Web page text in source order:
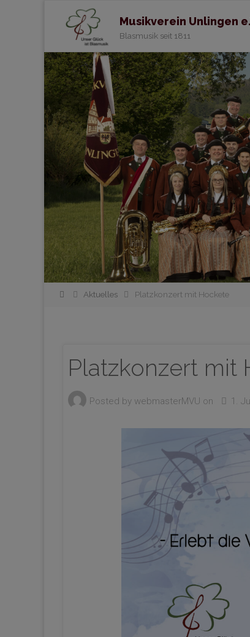
Musikverein Unlingen
Blasmusik seit 1811
HomeAktuelles Platzkonzert mit Hockete
Platzkonzert mit
Posted by webmasterMVU on 1.